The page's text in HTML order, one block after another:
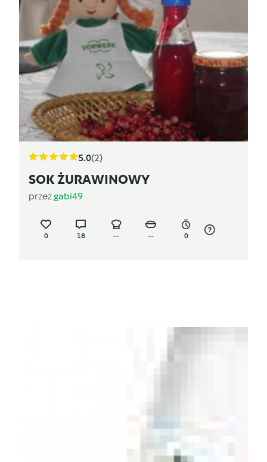
5.0(2)
SOK ŻURAWINOWY
przezgabi49
0 18 -- -- 0